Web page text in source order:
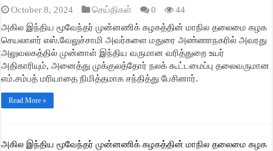
October 8, 2024
செய்திகள் 0
44
அகில இந்திய மூவேந்தர் முன்னணிக் கழகத்தின் மாநில தலைமை கழக
செயலாளர் எஸ்.வேலுச்சாமி அவர்களை மதுரை அண்ணாநகரில் அவரது
அலுவலகத்தில் முன்னாள் இந்திய வருமான வரித்துறை உயர்
அதிகாரியும், அனைத்து முக்குலத்தோர் நலக் கூட்டமைப்பு தலைவருமான
எம்.சம்பத் மரியாதை நிமித்தமாக சந்தித்து பேசினார்.
Read More »
அகில இந்திய மூவேந்தர் முன்னணிக் கழகத்தின் மாநில தலைமை கழக